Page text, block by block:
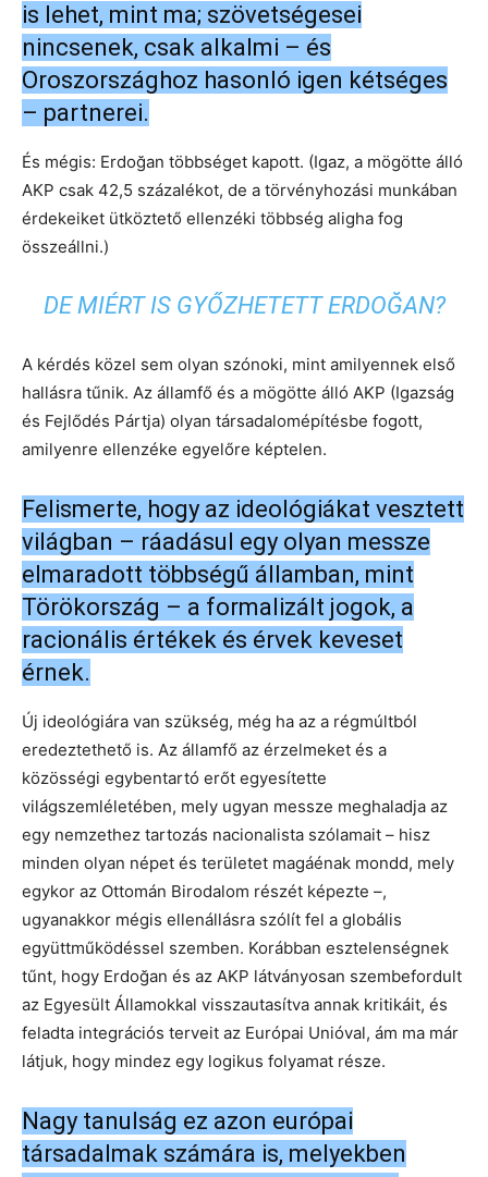
is lehet, mint ma; szövetségesei
nincsenek, csak alkalmi – és
Oroszországhoz hasonló igen kétséges
– partnerei.
És mégis: Erdoğan többséget kapott. (Igaz, a mögötte álló
AKP csak 42,5 százalékot, de a törvényhozási munkában
érdekeiket ütköztető ellenzéki többség aligha fog
összeállni.)
DE MIÉRT IS GYŐZHETETT ERDOĞAN?
A kérdés közel sem olyan szónoki, mint amilyennek első
hallásra tűnik. Az államfő és a mögötte álló AKP (Igazság
és Fejlődés Pártja) olyan társadalomépítésbe fogott,
amilyenre ellenzéke egyelőre képtelen.
Felismerte, hogy az ideológiákat vesztett
világban – ráadásul egy olyan messze
elmaradott többségű államban, mint
Törökország – a formalizált jogok, a
racionális értékek és érvek keveset
érnek.
Új ideológiára van szükség, még ha az a régmúltból
eredeztethető is. Az államfő az érzelmeket és a
közösségi egybentartó erőt egyesítette
világszemléletében, mely ugyan messze meghaladja az
egy nemzethez tartozás nacionalista szólamait – hisz
minden olyan népet és területet magáénak mondd, mely
egykor az Ottomán Birodalom részét képezte –,
ugyanakkor mégis ellenállásra szólít fel a globális
együttműködéssel szemben. Korábban esztelenségnek
tűnt, hogy Erdoğan és az AKP látványosan szembefordult
az Egyesült Államokkal visszautasítva annak kritikáit, és
feladta integrációs terveit az Európai Unióval, ám ma már
látjuk, hogy mindez egy logikus folyamat része.
Nagy tanulság ez azon európai
társadalmak számára is, melyekben